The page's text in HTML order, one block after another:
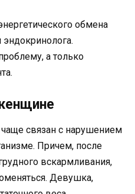
обмена
эндокринолога.
а только
связан с нарушением
Причем, после
вскармливания,
Девушка,